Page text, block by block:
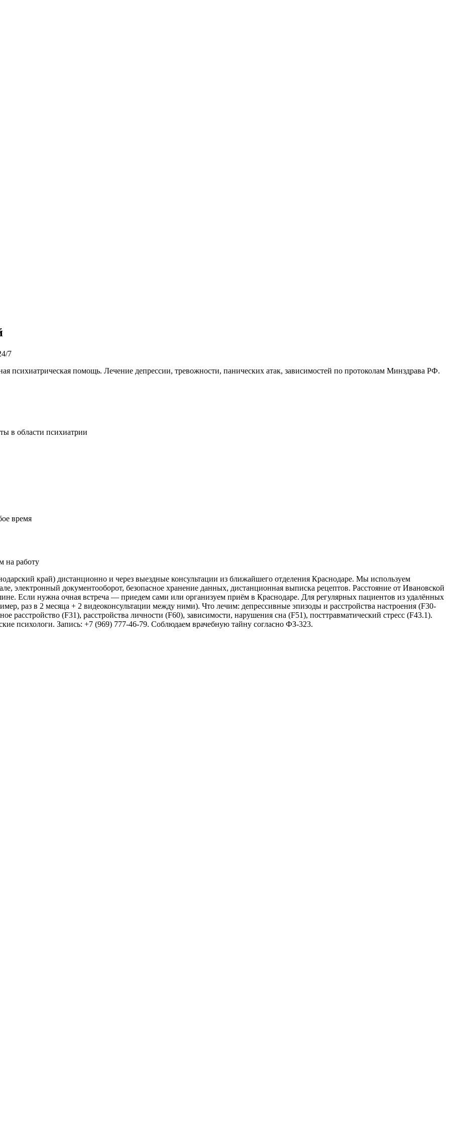
7
психиатрическая помощь. Лечение депрессии, тревожности, панических атак, зависимостей по протоколам Минздрава РФ.
в области психиатрии
время
на работу
край) дистанционно и через выездные консультации из ближайшего отделения Краснодаре. Мы используем
электронный документооборот, безопасное хранение данных, дистанционная выписка рецептов. Расстояние от Ивановской
Если нужна очная встреча — приедем сами или организуем приём в Краснодаре. Для регулярных пациентов из удалённых
раз в 2 месяца + 2 видеоконсультации между ними). Что лечим: депрессивные эпизоды и расстройства настроения (F30-
расстройство (F31), расстройства личности (F60), зависимости, нарушения сна (F51), посттравматический стресс (F43.1).
психологи. Запись: +7 (969) 777-46-79. Соблюдаем врачебную тайну согласно ФЗ-323.